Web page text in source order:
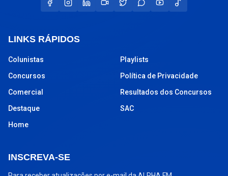
LINKS RÁPIDOS
Colunistas
Concursos
Comercial
Destaque
Home
Playlists
Política de Privacidade
Resultados dos Concursos
SAC
INSCREVA-SE